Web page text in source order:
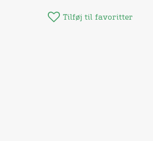
Tilføj til favoritter